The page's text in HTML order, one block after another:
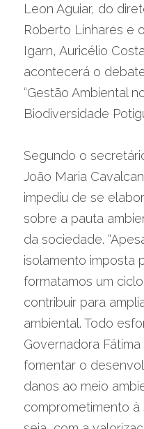
Leon Aguiar, do
Roberto Linhares e
Igarn, Auricélio
acontecerá o
“Gestão Ambiental
Biodiversidade
Segundo o
João Maria
impediu de se
sobre a pauta
da sociedade.
isolamento imposta
formatamos um
contribuir para
ambiental. Todo
Governadora
fomentar o
danos ao meio
comprometimento à